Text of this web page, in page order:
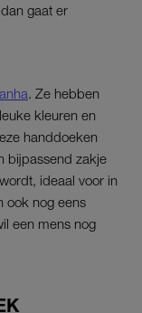
gaat er
. Ze hebben
kleuren en
handdoeken
bijpassend zakje
ideaal voor in
ook nog eens
een mens nog